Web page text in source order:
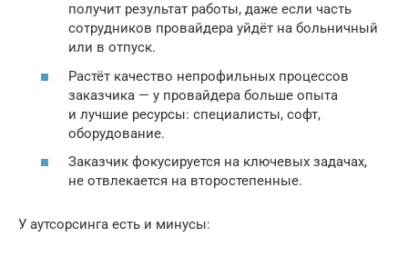
получит результат работы, даже если часть
сотрудников провайдера уйдёт на больничный
или в отпуск.
Растёт качество непрофильных процессов
заказчика — у провайдера больше опыта
и лучшие ресурсы: специалисты, софт,
оборудование.
Заказчик фокусируется на ключевых задачах,
не отвлекается на второстепенные.
У аутсорсинга есть и минусы: